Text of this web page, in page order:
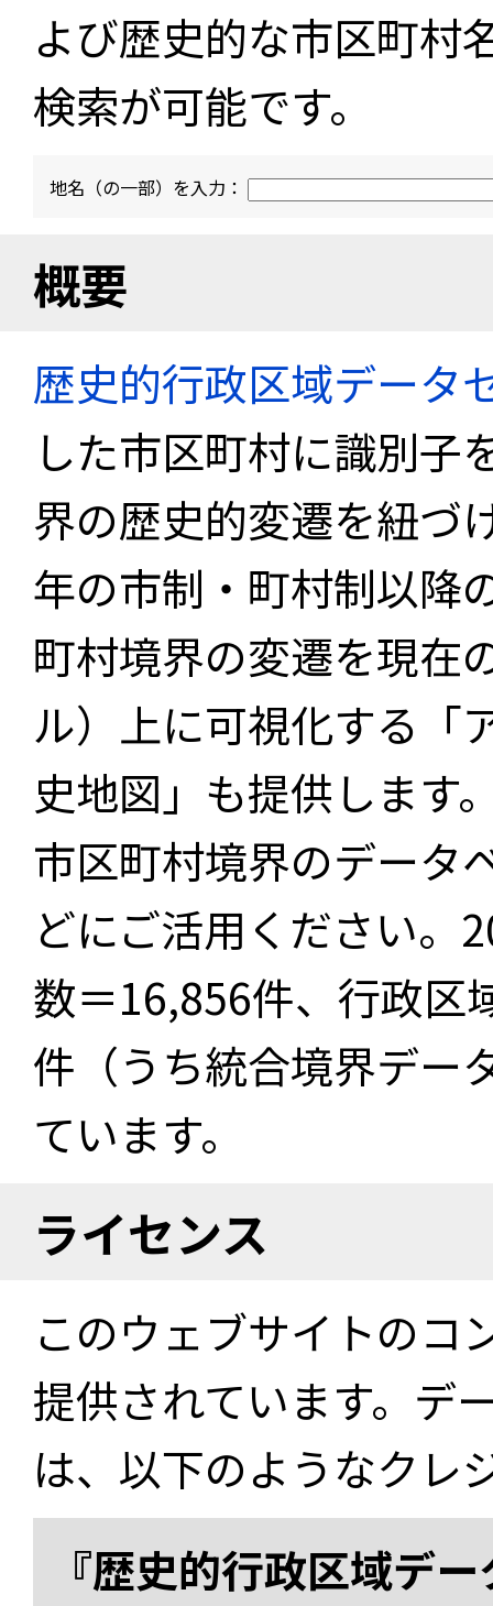
よび歴史的な市区町村
検索が可能です。
地名（の一部）を入力：
概要
歴史的行政区域データ
した市区町村に識別子
界の歴史的変遷を紐づ
年の市制・町村制以降
町村境界の変遷を現在
ル）上に可視化する「
史地図」も提供します
市区町村境界のデータ
どにご活用ください。
数＝16,856件、行政区
件（うち統合境界デー
ています。
ライセンス
このウェブサイトのコ
提供されています。デ
は、以下のようなクレ
『歴史的行政区域デ